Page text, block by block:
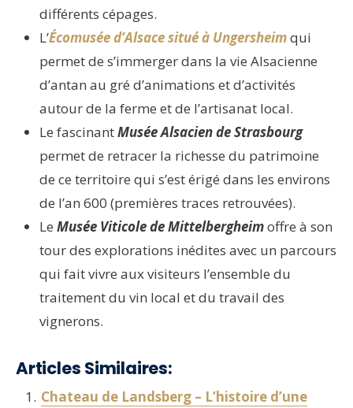
différents cépages.
L’Écomusée d’Alsace situé à Ungersheimqui
permet de s’immerger dans la vie Alsacienne
d’antan au gré d’animations et d’activités
autour de la ferme et de l’artisanat local.
Le fascinantMusée Alsacien de Strasbourg
permet de retracer la richesse du patrimoine
de ce territoire qui s’est érigé dans les environs
de l’an 600 (premières traces retrouvées).
Le Musée Viticole de Mittelbergheimoffre à son
tour des explorations inédites avec un parcours
qui fait vivre aux visiteurs l’ensemble du
traitement du vin local et du travail des
vignerons.
Articles Similaires:
Chateau de Landsberg – L’histoire d’une